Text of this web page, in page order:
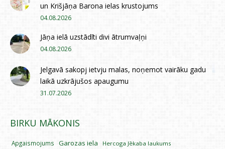
un Krišjāņa Barona ielas krustojums
04.08.2026
Jāņa ielā uzstādīti divi ātrumvaļņi
04.08.2026
Jelgavā sakopj ietvju malas, noņemot vairāku gadu
laikā uzkrājušos apaugumu
31.07.2026
BIRKU MĀKONIS
Apgaismojums Garozas iela
Hercoga Jēkaba laukums